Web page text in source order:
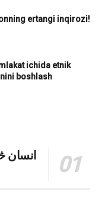
ertangi inqirozi!
ichida etnik
boshlash
انسان